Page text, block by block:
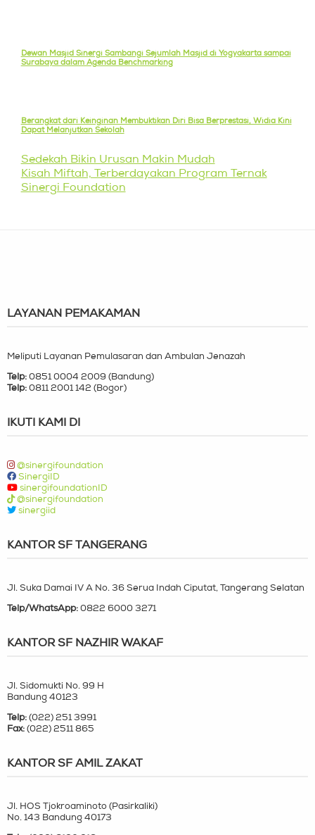
Dewan Masjid Sinergi Sambangi Sejumlah Masjid di Yogyakarta sampai
Surabaya dalam Agenda Benchmarking
Berangkat dari Keinginan Membuktikan Diri Bisa Berprestasi, Widia Kini
Dapat Melanjutkan Sekolah
Sedekah Bikin Urusan Makin Mudah
Kisah Miftah, Terberdayakan Program Ternak
Sinergi Foundation
LAYANAN PEMAKAMAN
Meliputi Layanan Pemulasaran dan Ambulan Jenazah
Telp: 0851 0004 2009 (Bandung)
Telp: 0811 2001 142 (Bogor)
IKUTI KAMI DI
@sinergifoundation
SinergiID
sinergifoundationID
@sinergifoundation
sinergiid
KANTOR SF TANGERANG
Jl. Suka Damai IV A No. 36 Serua Indah Ciputat, Tangerang Selatan
Telp/WhatsApp: 0822 6000 3271
KANTOR SF NAZHIR WAKAF
Jl. Sidomukti No. 99 H
Bandung 40123
Telp: (022) 251 3991
Fax: (022) 2511 865
KANTOR SF AMIL ZAKAT
Jl. HOS Tjokroaminoto (Pasirkaliki)
No. 143 Bandung 40173